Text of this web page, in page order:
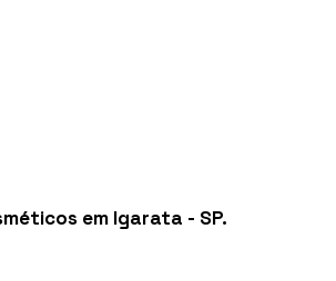
em Igarata - SP.